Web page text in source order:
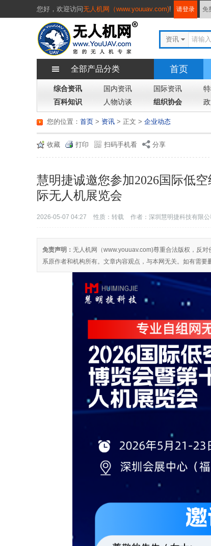
您好， 欢迎访问无人机网（www.youuav.com)! 请登录 免
资讯
全部产品分类 首页
综合资讯 国内资讯 国际资讯
百科知识
人物访谈 组织协会
您的位置： 首页 > 资讯 > 企业动态
> 正文
收藏 打印 扫码手机看 分享
慧明捷诚邀您参加2026国际低
际无人机展览会
2026-05-07 04:27 性质：转载 作者：深圳慧明捷科技有限公
免责声明： 无人机网（www.youuav.com)尊重合法版权，反
系原作者和机构所有。文章内容观点，与本网无关。如有需要